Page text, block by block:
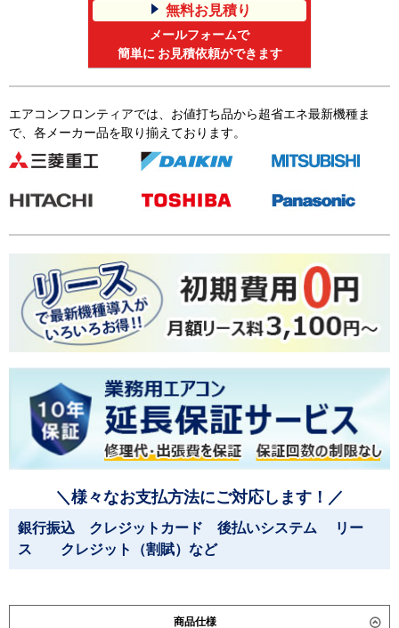
無料お見積り
メールフォームで
簡単に お見積依頼ができます
エアコンフロンティアでは、お値打ち品から超省エネ最新機種ま
で、各メーカー品を取り揃えております。
＼様々なお支払方法にご対応します！／
銀行振込 クレジットカード 後払いシステム リー
ス クレジット（割賦）など
商品仕様